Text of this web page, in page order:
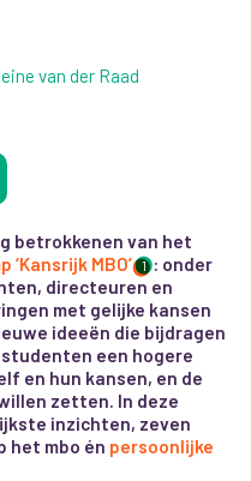
van der Raad
betrokkenen van het
‘Kansrijk MBO’ 1 : onder
directeuren en
met gelijke kansen
ideeën die bijdragen
een hogere
en hun kansen, en de
zetten. In deze
inzichten, zeven
het mbo én persoonlijke